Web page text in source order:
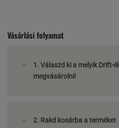
Vásárlási folyamat
1. Válaszd ki a melyik Drift-
megvásárolni!
2. Rakd kosárba a terméket